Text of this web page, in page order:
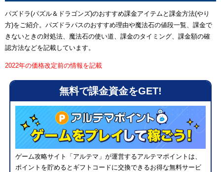
パズドラ(パズル＆ドラゴンズ)のおすすめ課金アイテムと課金方法(やり
方)をご紹介。パズドラパスのおすすめ理由や魔法石の値段一覧、課金で
きないときの対処法、魔法石の使い道、課金のタイミング、課金額の確
認方法などを記載しています。
2022年の価格改定前の情報を記載
無料で課金資金をGET!
ゲーム攻略サイト「アルテマ」が運営するアルテマポイントは、
ポイントを貯めるとギフトコードに交換できるお得な無料サービ